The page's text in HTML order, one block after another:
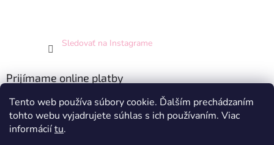
Tento web používa súbory cookie. Ďalším prechádzaním
tohto webu vyjadrujete súhlas s ich používaním. Viac
informáciítu.
Sledovať na Instagrame
Prijímame online platby